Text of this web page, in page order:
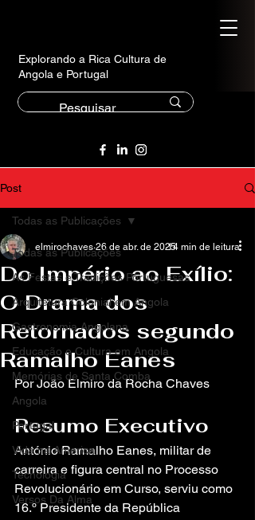
Explorando a Rica Cultura de
Angola e Portugal
Post
Todas as Publicações
As Festas e Tradições Portuguesas
Arquitetura Colonial em Angola
Gastronomia Angolana
Educação e Cultura em Angola
Memórias de Santa Comba
Angola
Portugal
Vida na America
Tecnologia
Versos Da Alma
Todas as Publicações
Do Império ao Exílio:
O Drama dos
Retornados segundo
Ramalho Eanes
elmirochaves 26 de abr. de 202514 min de leitura
Por João Elmiro da Rocha Chaves
Resumo Executivo
António Ramalho Eanes, militar de
carreira e figura central no Processo
Revolucionário em Curso, serviu como
16.º Presidente da República